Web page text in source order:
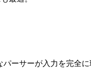
ーサーが入力を完全